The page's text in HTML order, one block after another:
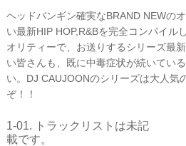
ヘッドバンギン確実なBRAND NEWの
い最新HIP HOP,R&Bを完全コンパイル
オリティーで、お送りするシリーズ最
い皆さんも、既に中毒症状が続いてい
い。DJ CAUJOONのシリーズは大人気
ぞ！！
1-01. トラックリストは未記
載です。